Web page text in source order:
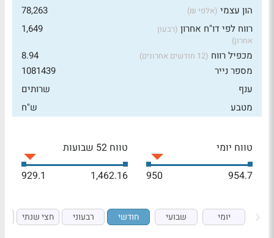
הון עצמי (אלפי ₪)
78,263
רווח לפי דו"ח אחרון (רבעון
אחרון)
1,649
מכפיל רווח (12 חודשים אחרונים)
8.94
מספר נייר
1081439
ענף
שרותים
מטבע
ש"ח
טווח יומי
954.7
950
טווח 52 שבועות
1,462.16
929.1
יומי שבועי חודשי רבעוני חצי שנתי